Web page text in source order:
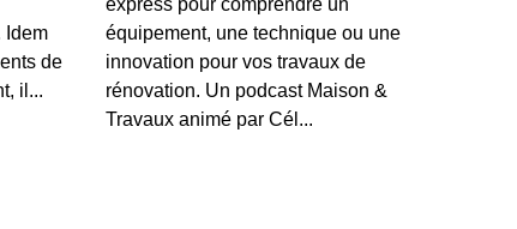
incontournables
A 1 MOIS
: Rappel alimentaire, nutrition des fruits et beauté
Idem
de
il...
express pour comprendre un
équipement, une technique ou une
innovation pour vos travaux de
rénovation. Un podcast Maison &
Travaux animé par Cél...